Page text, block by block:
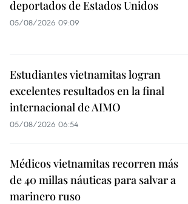
deportados de Estados Unidos
05/08/2026 09:09
Estudiantes vietnamitas logran
excelentes resultados en la final
internacional de AIMO
05/08/2026 06:54
Médicos vietnamitas recorren más
de 40 millas náuticas para salvar a
marinero ruso